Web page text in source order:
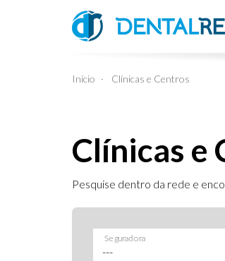
Início Clínicas e Centros
Clínicas e
Pesquise dentro da rede e
Seguradora